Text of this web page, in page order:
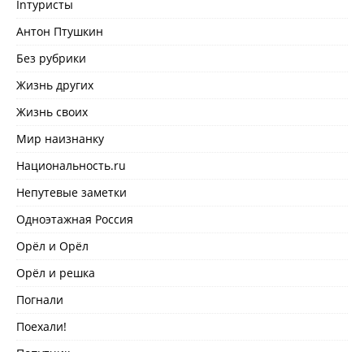
Inтуристы
Антон Птушкин
Без рубрики
Жизнь других
Жизнь своих
Мир наизнанку
Национальность.ru
Непутевые заметки
Одноэтажная Россия
Орёл и Орёл
Орёл и решка
Погнали
Поехали!